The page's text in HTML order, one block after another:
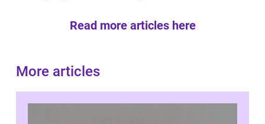
Read more articles here
More articles